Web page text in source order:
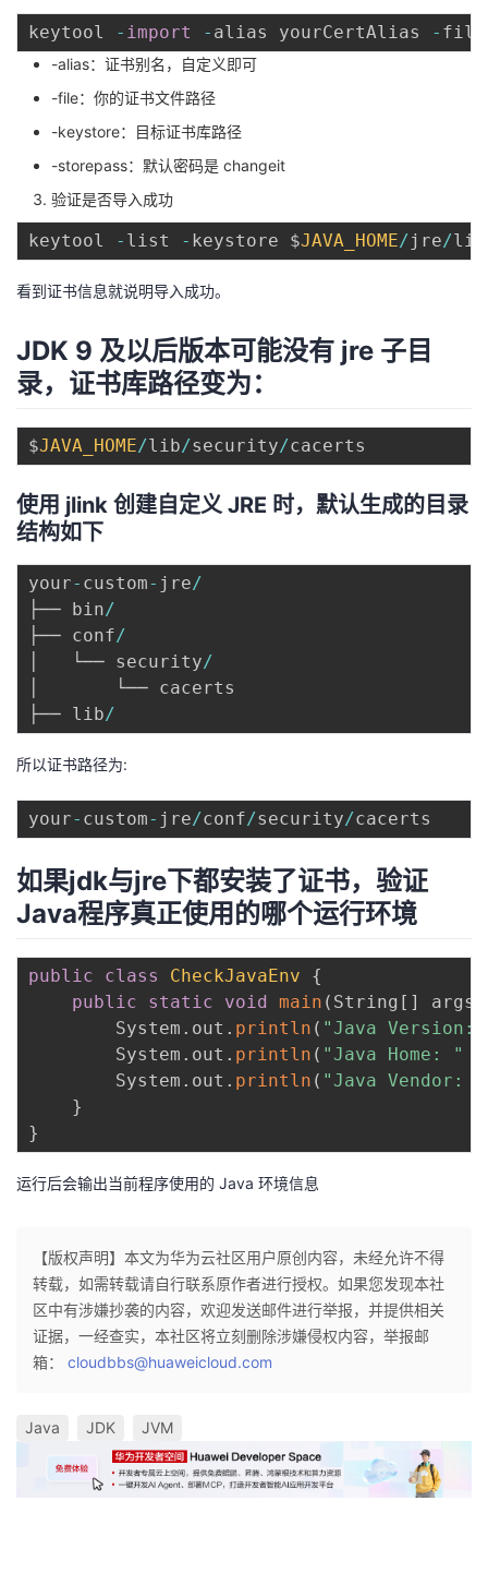
keytool - import - alias yourCertAlias -
-alias：证书别名，自定义即可
-file：你的证书文件路径
-keystore：目标证书库路径
-storepass：默认密码是 changeit
验证是否导入成功
keytool - list - keystore $JAVA_HOME/jre/lib
看到证书信息就说明导入成功。
JDK 9 及以后版本可能没有 jre 子目
录，证书库路径变为：
$JAVA_HOME/lib/security/
使用 jlink 创建自定义 JRE 时，默认生成的目录
结构如下
your- custom- jre/
├── bin/
├── conf/
│   └── security/
│       └── cacerts
├── lib/
所以证书路径为:
your- custom- jre/conf/security/
如果jdk与jre下都安装了证书，验证
Java程序真正使用的哪个运行环境
public class CheckJavaEnv
{
public
static void main ( String [ ] args
        System
. out . println ( "Java Version:
        System
. out . println ( "Java Home: "
        System
. out . println ( "Java Vendor: "
}
}
运行后会输出当前程序使用的 Java 环境信息
【版权声明】本文为华为云社区用户原创内容，未经允许不得
转载，如需转载请自行联系原作者进行授权。如果您发现本社
区中有涉嫌抄袭的内容，欢迎发送邮件进行举报，并提供相关
证据，一经查实，本社区将立刻删除涉嫌侵权内容，举报邮
箱： cloudbbs@huaweicloud.com
Java JDK JVM